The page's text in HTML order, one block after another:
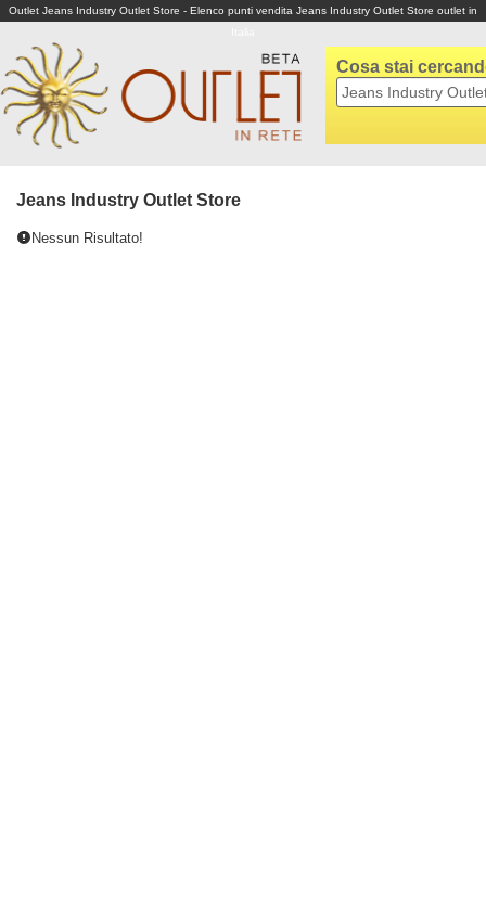
Outlet Jeans Industry Outlet Store - Elenco punti vendita Jeans Industry Outlet Store outlet in
Cosa stai
Jeans Industry Outlet Store
Nessun Risultato!